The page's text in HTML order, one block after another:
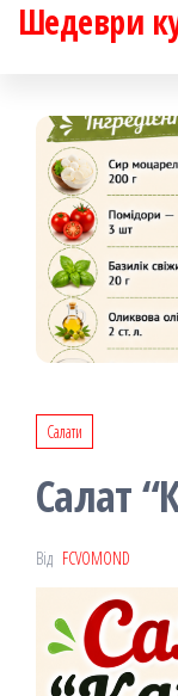
Перейти
Шедеври
Салати
Салат
Від FCVOMOND